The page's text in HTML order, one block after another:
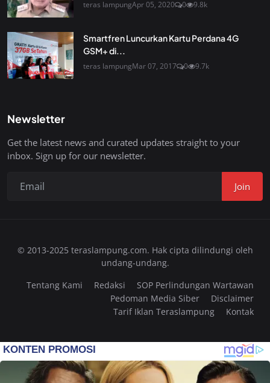
teras lampungApr 05, 2020 0 9.8k
Smartfren Luncurkan Kartu Perdana 4G
GSM+ di...
teras lampungMar 07, 2017 0 9.7k
Newsletter
Get the latest news and curated updates straight to your
inbox. Sign up for our newsletter.
Join
© 2013-2025 teraslampung.com. Hak cipta dilindungi oleh
undang-undang.
Tentang Kami
Redaksi
SOP Perlindungan Wartawan
Pedoman Media Siber
Disclaimer
Tarif Iklan Teraslampung
Kontak